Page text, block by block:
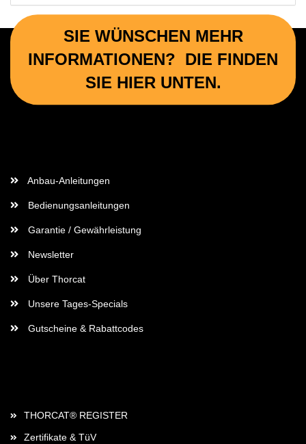
SIE WÜNSCHEN MEHR
INFORMATIONEN? DIE FINDEN
SIE HIER UNTEN.
Anbau-Anleitungen
Bedienungsanleitungen
Garantie / Gewährleistung
Newsletter
Über Thorcat
Unsere Tages-Specials
Gutscheine & Rabattcodes
THORCAT® REGISTER
Zertifikate & TüV